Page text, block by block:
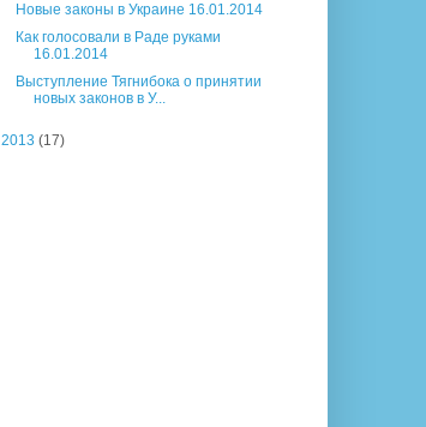
Новые законы в Украине 16.01.2014
Как голосовали в Раде руками
16.01.2014
Выступление Тягнибока о принятии
новых законов в У...
2013 (17)